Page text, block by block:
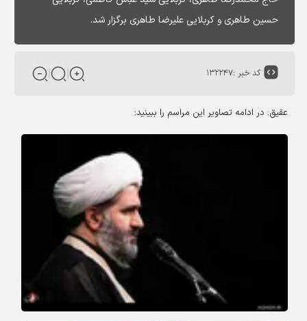
حسین طاهری و کربلایی علیرضا طاهری برگزار شد.
کد خبر :۱۳۲۲۴۷
عقیق: در ادامه تصاویر این مراسم را ببینید: